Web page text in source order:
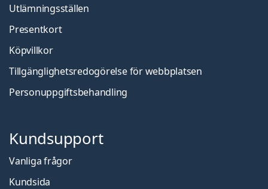
Utlämningsställen
Presentkort
Köpvillkor
Tillgänglighetsredogörelse för webbplatsen
Personuppgiftsbehandling
Kundsupport
Vanliga frågor
Kundsida